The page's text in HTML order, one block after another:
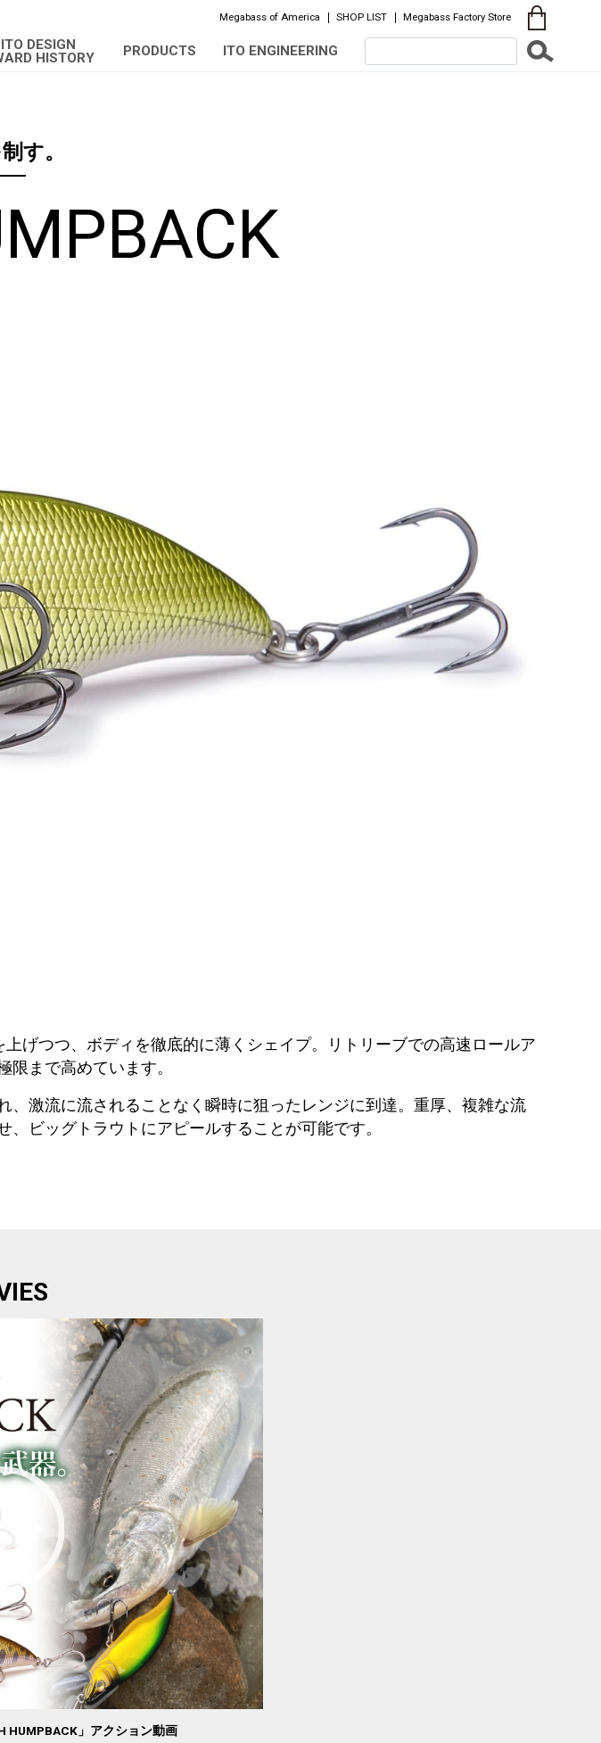
Megabass of America SHOP LIST Megabass Factory Store
ITO DESIGN
HISTORY
PRODUCTS ITO ENGINEERING
す。
上げつつ、ボディを徹底的に薄くシェイプ。リトリーブでの高速ロールア
まで高めています。
激流に流されることなく瞬時に狙ったレンジに到達。重厚、複雑な流
ビッグトラウトにアピールすることが可能です。
HUMPBACK」アクション動画